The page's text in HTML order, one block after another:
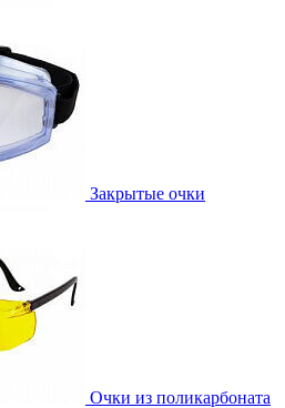
Закрытые очки
Очки из поликарбоната